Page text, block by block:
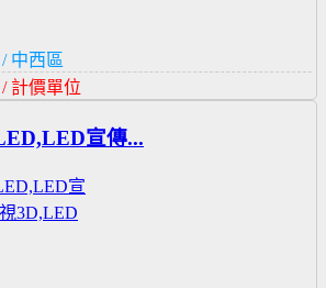
中西區
計價單位
宣傳...